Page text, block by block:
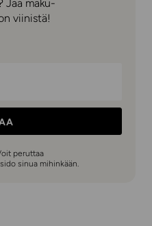
Jaa maku-
viinistä!
peruttaa
sinua mihinkään.